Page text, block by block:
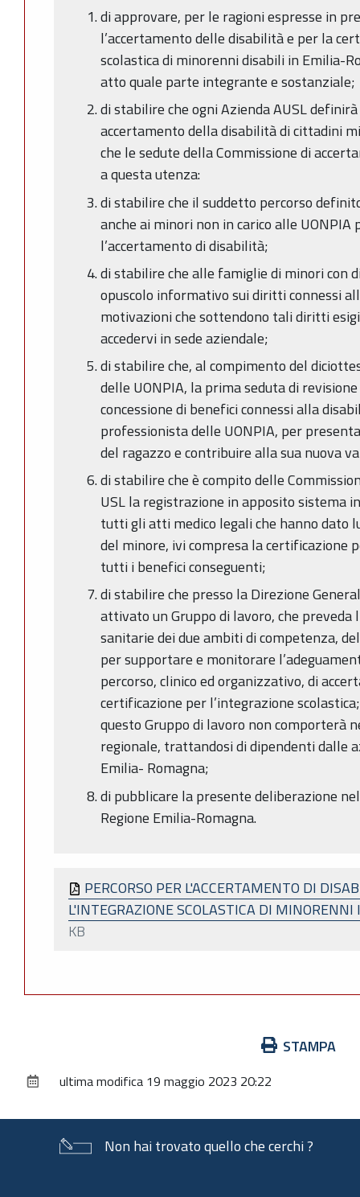
di approvare, per le ragioni espresse in
l’accertamento delle disabilità e per la
scolastica di minorenni disabili in Emilia-
atto quale parte integrante e sostanziale;
di stabilire che ogni Azienda AUSL
accertamento della disabilità di cittadini
che le sedute della Commissione di
a questa utenza:
di stabilire che il suddetto percorso
anche ai minori non in carico alle
l’accertamento di disabilità;
di stabilire che alle famiglie di minori con
opuscolo informativo sui diritti connessi
motivazioni che sottendono tali diritti
accedervi in sede aziendale;
di stabilire che, al compimento del
delle UONPIA, la prima seduta di
concessione di benefici connessi alla
professionista delle UONPIA, per
del ragazzo e contribuire alla sua nuova
di stabilire che è compito delle
USL la registrazione in apposito sistema
tutti gli atti medico legali che hanno dato
del minore, ivi compresa la certificazione
tutti i benefici conseguenti;
di stabilire che presso la Direzione
attivato un Gruppo di lavoro, che preveda
sanitarie dei due ambiti di competenza,
per supportare e monitorare
percorso, clinico ed organizzativo, di
certificazione per l’integrazione
questo Gruppo di lavoro non comporterà
regionale, trattandosi di dipendenti dalle
Emilia- Romagna;
di pubblicare la presente deliberazione
Regione Emilia-Romagna.
PERCORSO PER L'ACCERTAMENTO DI
L'INTEGRAZIONE SCOLASTICA DI
KB
documento
STAMPA
ultima modifica 19 maggio 2023 20:22
Non hai trovato quello che cerchi ?